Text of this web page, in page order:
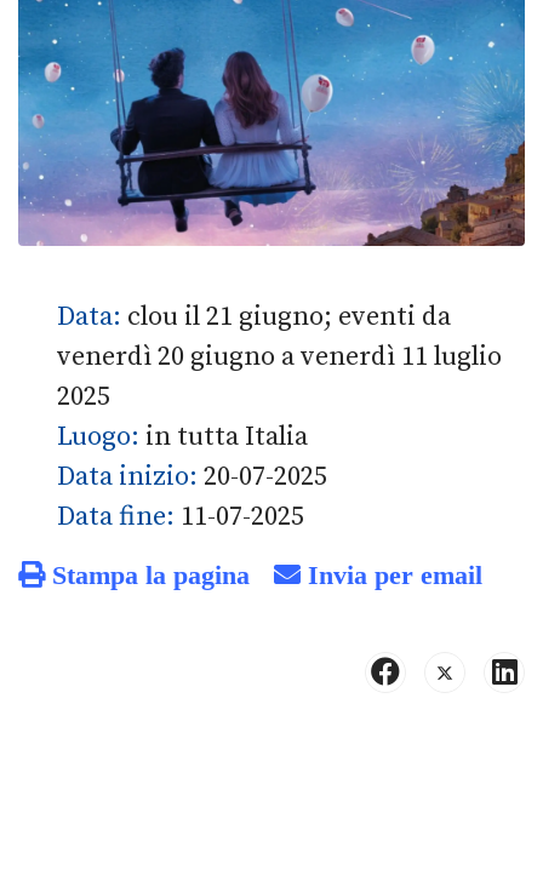
Data: clou il 21 giugno; eventi da
venerdì 20 giugno a venerdì 11 luglio
2025
Luogo: in tutta Italia
Data inizio: 20-07-2025
Data fine: 11-07-2025
Stampa la pagina Invia per email